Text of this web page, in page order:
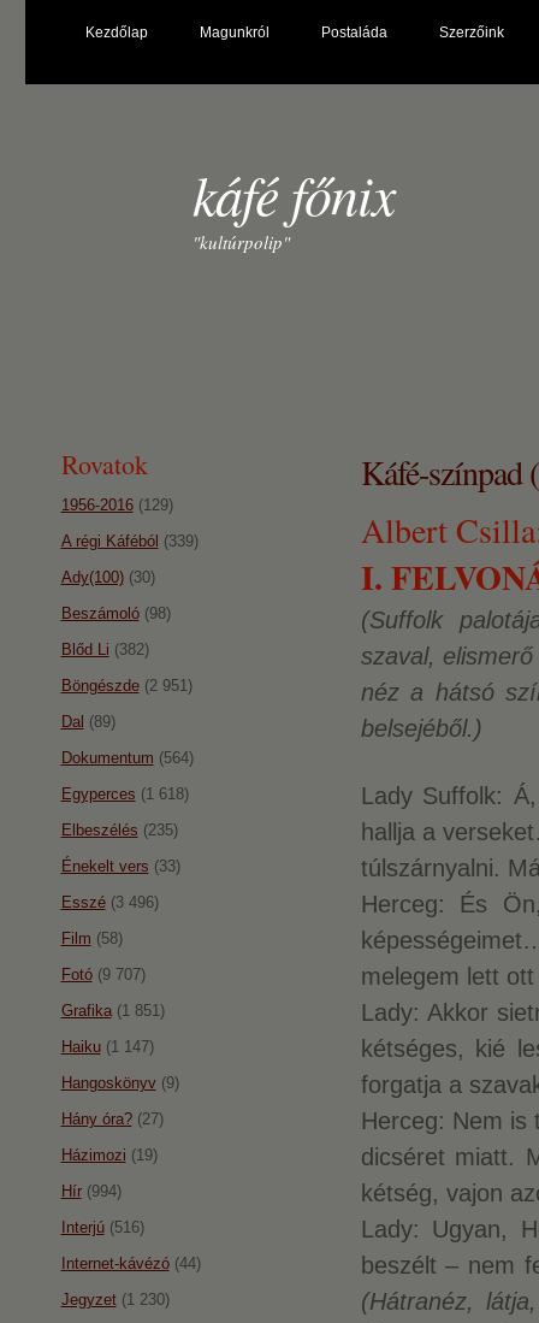
Kezdőlap Magunkról Postaláda Szerzőink
káfé főnix
"kultúrpolip"
Káfé-színpad
Albert
I.
(Suffolk
szaval,
néz a hátsó
belsejéből.)
Lady Suffolk:
hallja a
túlszárnyalni.
Herceg: És
melegem lett
Lady: Akkor
kétséges, kié
forgatja a
Herceg: Nem is
dicséret miatt.
kétség, vajon
Lady: Ugyan,
beszélt – nem
(Hátranéz,
Rovatok
1956-2016(129)
A régi Káféból (339)
Ady(100)(30)
Beszámoló(98)
Blőd Li (382)
Böngészde(2 951)
Dal (89)
Dokumentum (564)
Egyperces (1 618)
Elbeszélés (235)
Énekelt vers (33)
Esszé(3 496)
Film (58)
Fotó(9 707)
Grafika(1 851)
Haiku(1 147)
Hangoskönyv(9)
Hány óra?(27)
Házimozi (19)
Hír(994)
Interjú(516)
Internet-kávézó(44)
Jegyzet(1 230)